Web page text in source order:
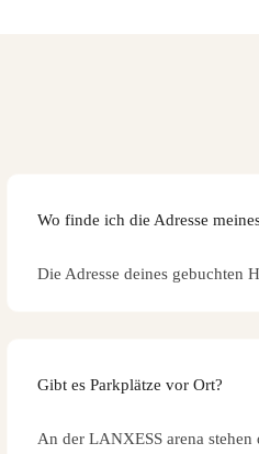
Wo finde ich die Adresse
Die Adresse deines gebuchten
Gibt es Parkplätze vor Ort?
An der LANXESS arena